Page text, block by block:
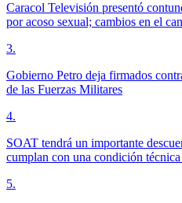
Caracol Televisión presentó
por acoso sexual; cambios en el
3.
Gobierno Petro deja firmados
de las Fuerzas Militares
4.
SOAT tendrá un importante
cumplan con una condición
5.